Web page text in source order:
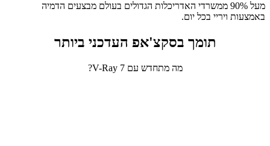
מעל 90% ממשרדי האדריכלות הגדולים בעולם מבצעים הדמיה
באמצעות ויריי בכל יום.
תומך בסקצ'אפ העדכני ביותר
מה מתחדש עם V-Ray 7?